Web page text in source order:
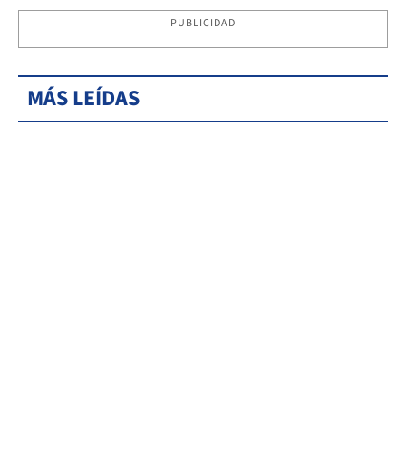
PUBLICIDAD
MÁS LEÍDAS